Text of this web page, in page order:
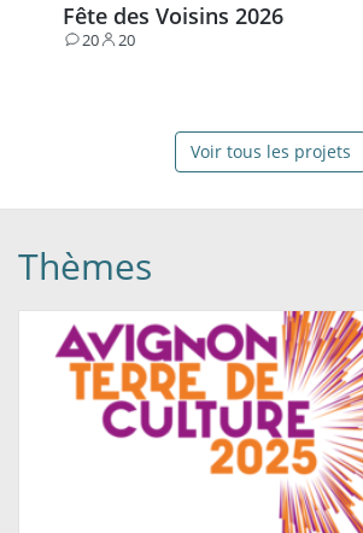
Fête des Voisins 2026
20
Contributions
20
Participants
Voir tous les projets
Thèmes